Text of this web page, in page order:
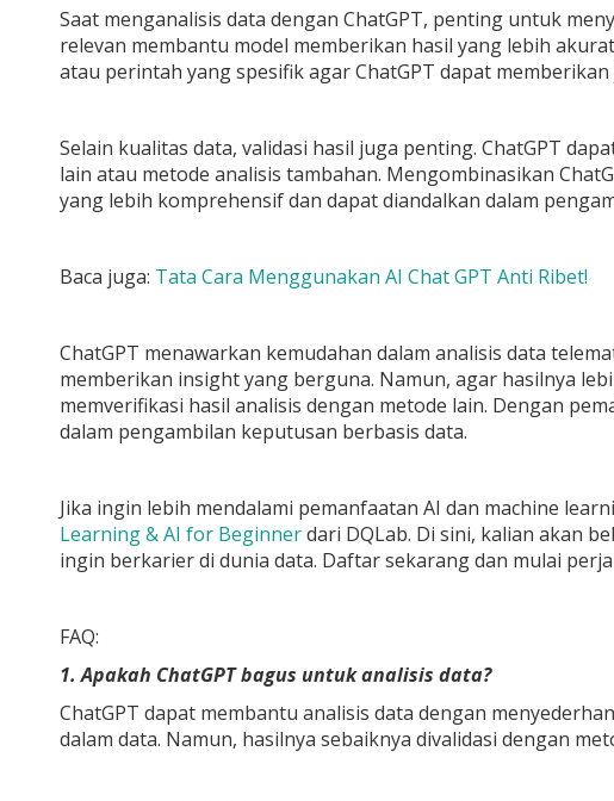
Saat menganalisis data dengan ChatGPT, penting untuk
relevan membantu model memberikan hasil yang lebih
atau perintah yang spesifik agar ChatGPT dapat
Selain kualitas data, validasi hasil juga penting. ChatGPT
lain atau metode analisis tambahan. Mengombinasikan
yang lebih komprehensif dan dapat diandalkan dalam
Baca juga: Tata Cara Menggunakan AI Chat GPT Anti Ribet!
ChatGPT menawarkan kemudahan dalam analisis data
memberikan insight yang berguna. Namun, agar hasilnya
memverifikasi hasil analisis dengan metode lain. Dengan
dalam pengambilan keputusan berbasis data.
Jika ingin lebih mendalami pemanfaatan AI dan machine
Learning & AI for Beginnerdari DQLab. Di sini, kalian akan
ingin berkarier di dunia data. Daftar sekarang dan mulai
FAQ:
1. Apakah ChatGPT bagus untuk analisis data?
ChatGPT dapat membantu analisis data dengan
dalam data. Namun, hasilnya sebaiknya divalidasi dengan